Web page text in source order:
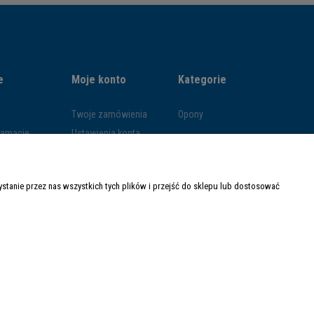
dostawy
Moje konto
Twoje zamówienia
Ustawienia konta
Kategorie
Opony
przez nas wszystkich tych plików i przejść do sklepu lub dostosować